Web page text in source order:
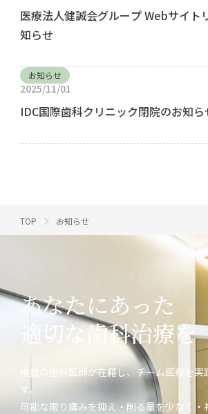
医療法人健誠会グループ Webサイト
知らせ
お知らせ
2025/11/01
IDC国際歯科クリニック閉院のお知ら
TOP お知らせ
あなたにあった
適切な歯科治療を
複数の歯科医師が在籍し、チーム医療を実
す。
可能な限り痛みを抑え・削る量を少なく・